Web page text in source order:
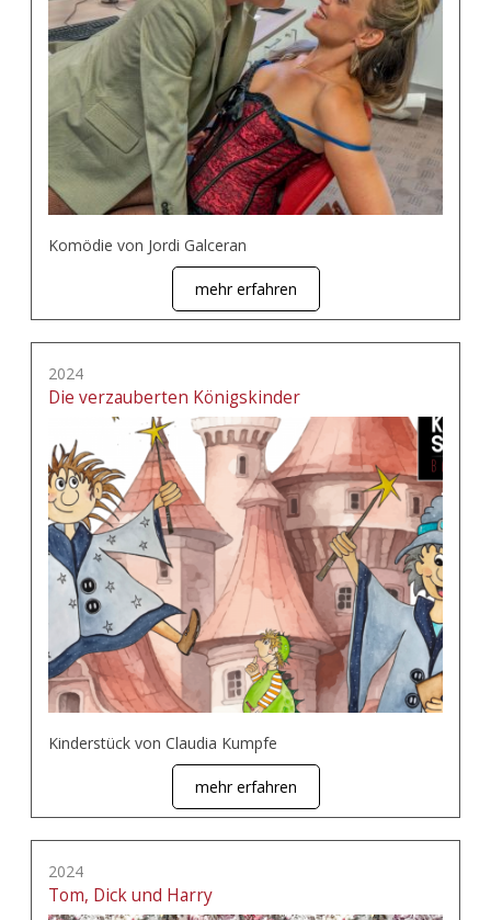
Komödie von Jordi Galceran
mehr erfahren
2024
Die verzauberten Königskinder
Kinderstück von Claudia Kumpfe
mehr erfahren
2024
Tom, Dick und Harry